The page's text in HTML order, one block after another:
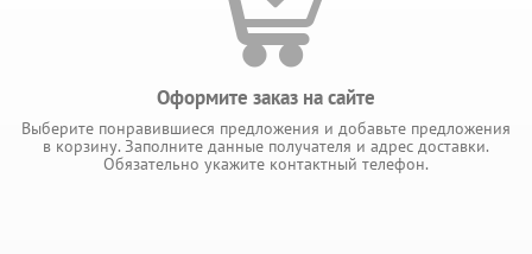
Оформите заказ на сайте
Выберите понравившиеся предложения и добавьте предложения
в корзину. Заполните данные получателя и адрес доставки.
Обязательно укажите контактный телефон.